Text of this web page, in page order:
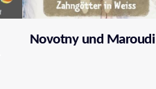
Novotny und Maroudi